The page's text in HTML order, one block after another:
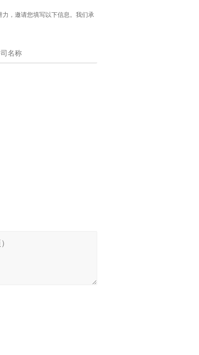
，邀请您填写以下信息。我们承